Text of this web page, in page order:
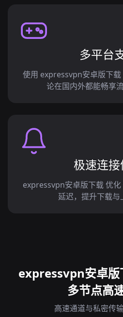
多平台
使用 expressvpn安卓版下
论在国内外都能畅享
极速连
expressvpn安卓版下载 优
延迟，提升下载与
expressvpn安卓版
多节点高
高速通道与私密传